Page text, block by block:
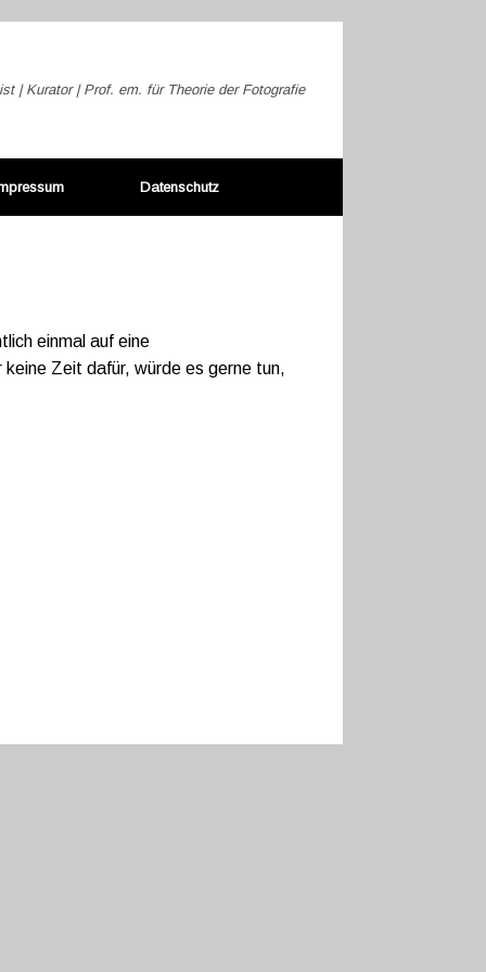
| Kurator | Prof. em. für Theorie der Fotografie
Datenschutz
einmal auf eine
Zeit dafür, würde es gerne tun,